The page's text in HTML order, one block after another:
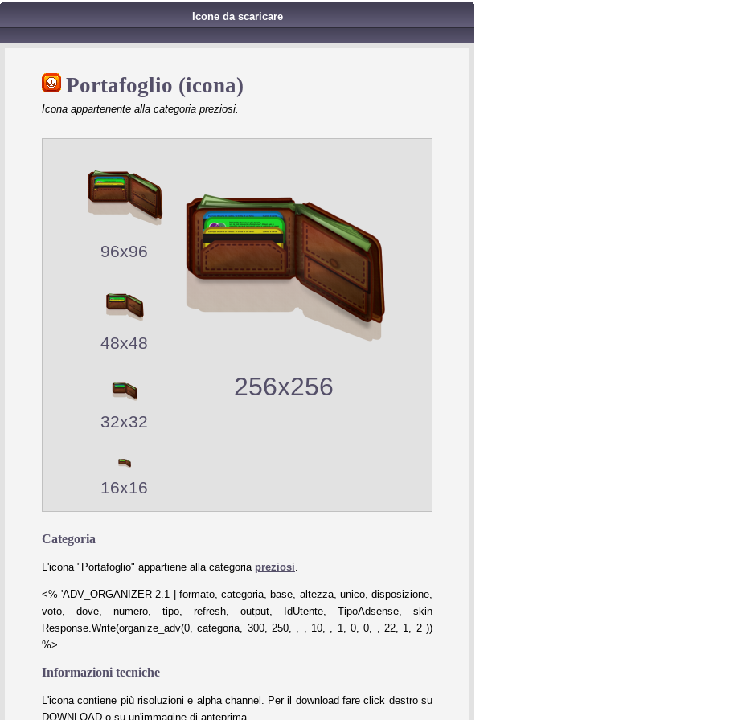
Icone da scaricare
Portafoglio (icona)
Icona appartenente alla categoria preziosi.
96x96
48x48
32x32
16x16
256x256
Categoria
L'icona "Portafoglio" appartiene alla categoria preziosi
<% 'ADV_ORGANIZER 2.1 | formato, categoria, base, altezza, unico, disposizione,
voto, dove, numero, tipo, refresh, output, IdUtente, TipoAdsense, skin
Response.Write(organize_adv(0, categoria, 300, 250, , , 10, , 1, 0, 0, , 22, 1, 2 ))
%>
Informazioni tecniche
L'icona contiene più risoluzioni e alpha channel. Per il download fare click destro su
DOWNLOAD o su un'immagine di anteprima.